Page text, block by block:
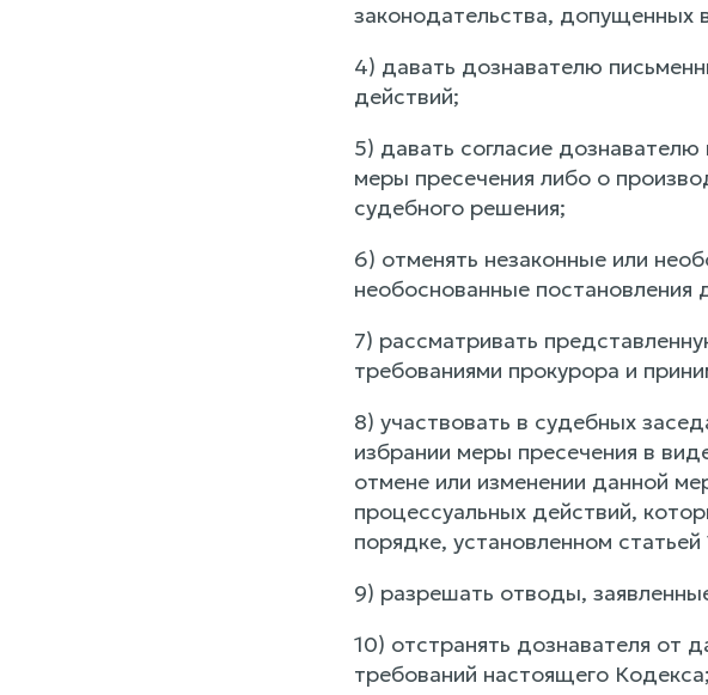
законодательства, допущенных
4) давать дознавателю
действий;
5) давать согласие
меры пресечения либо о
судебного решения;
6) отменять незаконные или
необоснованные
7) рассматривать
требованиями прокурора и
8) участвовать в судебных
избрании меры пресечения в
отмене или изменении данной
процессуальных действий,
порядке, установленном
9) разрешать отводы,
10) отстранять дознавателя от
требований настоящего Кодекса;